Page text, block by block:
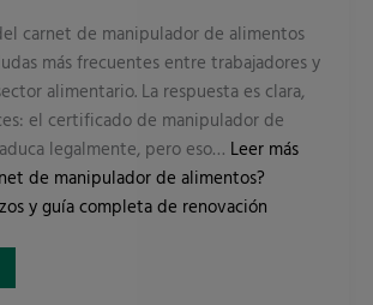
carnet de manipulador de alimentos
más frecuentes entre trabajadores y
alimentario. La respuesta es clara,
el certificado de manipulador de
legalmente, pero eso… Leer más
de manipulador de alimentos?
y guía completa de renovación